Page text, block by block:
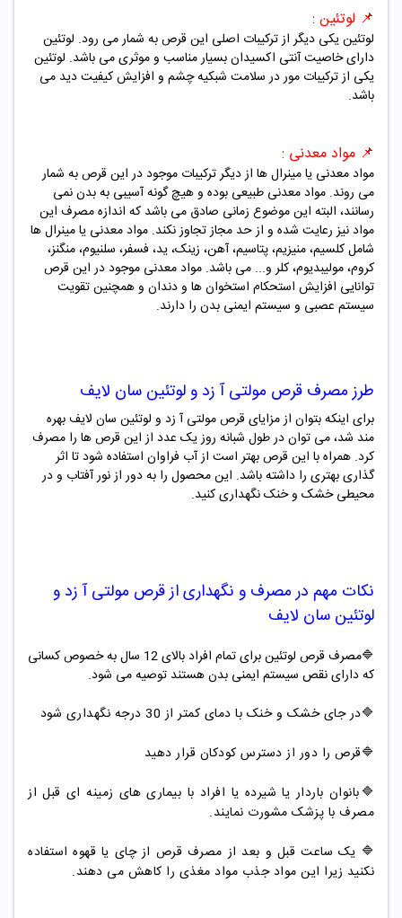
📌 لوتئین :
لوتئین یکی دیگر از ترکیبات اصلی این قرص به شمار می رود. لوتئین
دارای خاصیت آنتی اکسیدان بسیار مناسب و موثری می باشد. لوتئین
یکی از ترکیبات مور در سلامت شبکیه چشم و افزایش کیفیت دید می
باشد.
📌 مواد معدنی :
مواد معدنی یا مینرال ها از دیگر ترکیبات موجود در این قرص به شمار
می روند. مواد معدنی طبیعی بوده و هیچ گونه آسیبی به بدن نمی
رسانند، البته این موضوع زمانی صادق می باشد که اندازه مصرف این
مواد نیز رعایت شده و از حد مجاز تجاوز نکند. مواد معدنی یا مینرال ها
شامل کلسیم، منیزیم، پتاسیم، آهن، زینک، ید، فسفر، سلنیوم، منگنز،
کروم، مولیبدیوم، کلر و... می باشد. مواد معدنی موجود در این قرص
توانایی افزایش استحکام استخوان ها و دندان و همچنین تقویت
سیستم عصبی و سیستم ایمنی بدن را دارند.
طرز مصرف قرص مولتی آ زد و لوتئین سان لایف
برای اینکه بتوان از مزایای قرص مولتی آ زد و لوتئین سان لایف بهره
مند شد، می توان در طول شبانه روز یک عدد از این قرص ها را مصرف
کرد. همراه با این قرص بهتر است از آب فراوان استفاده شود تا اثر
گذاری بهتری را داشته باشد. این محصول را به دور از نور آفتاب و در
محیطی خشک و خنک نگهداری کنید.
نکات مهم در مصرف و نگهداری ازقرص مولتی آ زد و
لوتئین سان لایف
🔷
مصرف قرص لوتئین برای تمام افراد بالای 12 سال به خصوص کسانی
که دارای نقص سیستم ایمنی بدن هستند توصیه می شود.
🔷در جای خشک و خنک با دمای کمتر از 30 درجه نگهداری شود
🔷قرص را دور از دسترس کودکان قرار دهید
🔷بانوان باردار یا شیرده یا افراد با بیماری های زمینه ای قبل از
مصرف با پزشک مشورت نمایند.
🔷 یک ساعت قبل و بعد از مصرف قرص از چای یا قهوه استفاده
نکنید زیرا این مواد جذب مواد مغذی را کاهش می دهند.